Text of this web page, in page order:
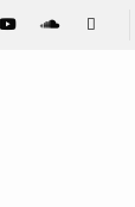
종 6편 선정